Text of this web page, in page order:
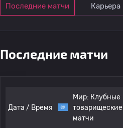
Последние матчи Карьера
Последние матчи
Дата / Время
Мир: Клубные
товарищеские
матчи